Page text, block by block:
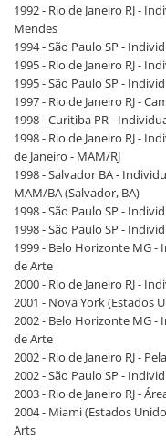
1992 - Rio de Janeiro RJ -
Mendes
1994 - São Paulo SP -
1995 - Rio de Janeiro RJ -
1995 - São Paulo SP -
1997 - Rio de Janeiro RJ -
1998 - Curitiba PR -
1998 - Rio de Janeiro RJ -
de Janeiro - MAM/RJ
1998 - Salvador BA -
MAM/BA (Salvador, BA)
1998 - São Paulo SP -
1998 - São Paulo SP -
1999 - Belo Horizonte MG -
de Arte
2000 - Rio de Janeiro RJ -
2001 - Nova York (Estados
2002 - Belo Horizonte MG -
de Arte
2002 - Rio de Janeiro RJ -
2002 - São Paulo SP -
2003 - Rio de Janeiro RJ -
2004 - Miami (Estados
Arts